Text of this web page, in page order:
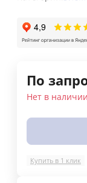
По
Нет в наличии
Купить в 1 клик